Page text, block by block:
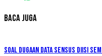
Baca Juga
Soal Dugaan Data Sensus Diisi